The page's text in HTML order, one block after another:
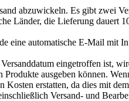
abzuwickeln. Es gibt zwei
Länder, die Lieferung dauert
eine automatische E-Mail mit
eingetroffen ist,
ausgeben können.
erstatten, da dies mit
Versand- und